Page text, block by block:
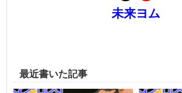
未来ヨム
最近書いた記事